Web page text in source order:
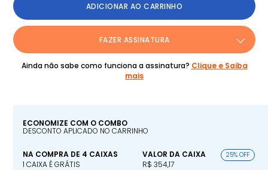
ADICIONAR AO CARRINHO
FAZER ASSINATURA
Ainda não sabe como funciona a assinatura? Clique e Saiba
mais
ECONOMIZE COM O COMBO
DESCONTO APLICADO NO CARRINHO
NA COMPRA DE 4 CAIXAS
1 CAIXA É GRÁTIS
VALOR DA CAIXA
R$ 354,17
25% OFF